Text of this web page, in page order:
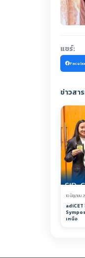
แชร์:
ข่าวสา
10 มิถุนายน
เหนือ